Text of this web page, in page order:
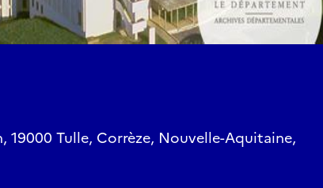
19000 Tulle, Corrèze, Nouvelle-Aquitaine,